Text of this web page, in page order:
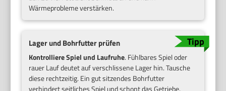
Wärmeprobleme verstärken.
Lager und Bohrfutter prüfen
Kontrolliere Spiel und Laufruhe. Fühlbares Spiel oder
rauer Lauf deutet auf verschlissene Lager hin. Tausche
diese rechtzeitig. Ein gut sitzendes Bohrfutter
verhindert seitliches Spiel und schont das Getriebe.